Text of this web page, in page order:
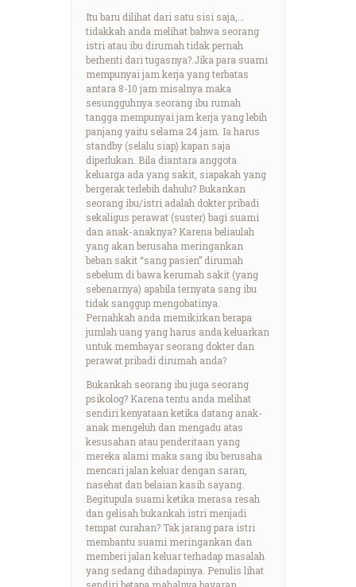
Itu baru dilihat dari satu sisi saja,…
tidakkah anda melihat bahwa seorang
istri atau ibu dirumah tidak pernah
berhenti dari tugasnya?.Jika para suami
mempunyai jam kerja yang terbatas
antara 8-10 jam misalnya maka
sesungguhnya seorang ibu rumah
tangga mempunyai jam kerja yang lebih
panjang yaitu selama 24 jam. Ia harus
standby (selalu siap) kapan saja
diperlukan. Bila diantara anggota
keluarga ada yang sakit, siapakah yang
bergerak terlebih dahulu? Bukankan
seorang ibu/istri adalah dokter pribadi
sekaligus perawat (suster) bagi suami
dan anak-anaknya? Karena beliaulah
yang akan berusaha meringankan
beban sakit “sang pasien” dirumah
sebelum di bawa kerumah sakit (yang
sebenarnya) apabila ternyata sang ibu
tidak sanggup mengobatinya.
Pernahkah anda memikirkan berapa
jumlah uang yang harus anda keluarkan
untuk membayar seorang dokter dan
perawat pribadi dirumah anda?
Bukankah seorang ibu juga seorang
psikolog? Karena tentu anda melihat
sendiri kenyataan ketika datang anak-
anak mengeluh dan mengadu atas
kesusahan atau penderitaan yang
mereka alami maka sang ibu berusaha
mencari jalan keluar dengan saran,
nasehat dan belaian kasih sayang.
Begitupula suami ketika merasa resah
dan gelisah bukankah istri menjadi
tempat curahan? Tak jarang para istri
membantu suami meringankan dan
memberi jalan keluar terhadap masalah
yang sedang dihadapinya. Penulis lihat
sendiri betapa mahalnya bayaran